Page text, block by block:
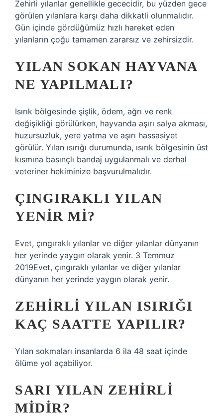
Zehirli yılanlar genellikle gececidir, bu yüzden gece
görülen yılanlara karşı daha dikkatli olunmalıdır.
Gün içinde gördüğümüz hızlı hareket eden
yılanların çoğu tamamen zararsız ve zehirsizdir.
YILAN SOKAN HAYVANA
NE YAPILMALI?
Isırık bölgesinde şişlik, ödem, ağrı ve renk
değişikliği görülürken, hayvanda aşırı salya akması,
huzursuzluk, yere yatma ve aşırı hassasiyet
görülür. Yılan ısırığı durumunda, ısırık bölgesinin üst
kısmına basınçlı bandaj uygulanmalı ve derhal
veteriner hekiminize başvurulmalıdır.
ÇINGIRAKLI YILAN
YENIR MI?
Evet, çıngıraklı yılanlar ve diğer yılanlar dünyanın
her yerinde yaygın olarak yenir. 3 Temmuz
2019Evet, çıngıraklı yılanlar ve diğer yılanlar
dünyanın her yerinde yaygın olarak yenir.
ZEHIRLI YILAN ISIRIĞI
KAÇ SAATTE YAPILIR?
Yılan sokmaları insanlarda 6 ila 48 saat içinde
ölüme yol açabiliyor.
SARI YILAN ZEHIRLI
MIDIR?